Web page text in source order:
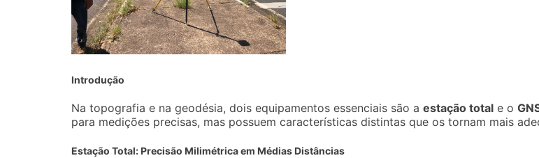
Introdução
Na topografia e na geodésia, dois equipamentos essenciais são a estação total e o
para medições precisas, mas possuem características distintas que os tornam mais
Estação Total: Precisão Milimétrica em Médias Distâncias